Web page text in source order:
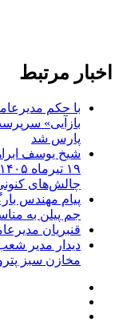
اخبار مرتبط
با حکم
بازآیی»
پارس شد
شیخ یوسف
چالش‌های
پیام‌ مهندس
جم پیلن به
قنبریان
دیدار مدیر
مخازن سبز